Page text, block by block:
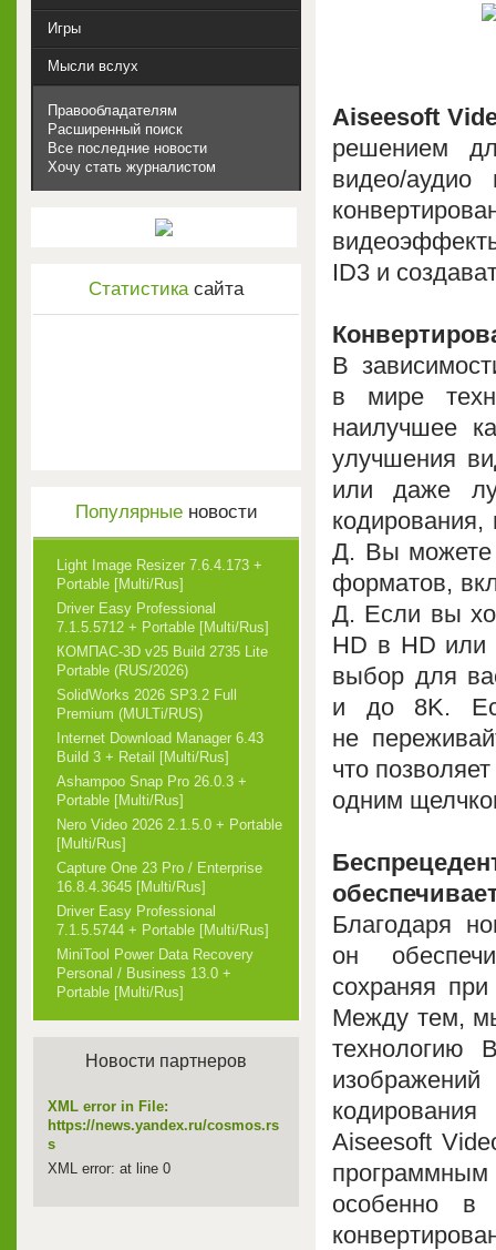
Aiseesoft
решением
видео/
ID3 и
В
в мире
наилучшее
улучшения
или даже
Д. Вы можете
форматов,
Д. Если вы
HD в HD или
выбор для
и до 8K.
не
что
одним
Благодаря
он
сохраняя
Между тем,
технологию
Aiseesoft
особенно
Игры
Мысли вслух
Правообладателям
Расширенный поиск
Все последние новости
Хочу стать журналистом
Статистикасайта
Популярныеновости
Light Image Resizer 7.6.4.173 +
Portable [Multi/Rus]
Driver Easy Professional
7.1.5.5712 + Portable [Multi/Rus]
КОМПАС-3D v25 Build 2735 Lite
Portable (RUS/2026)
SolidWorks 2026 SP3.2 Full
Premium (MULTi/RUS)
Internet Download Manager 6.43
Build 3 + Retail [Multi/Rus]
Ashampoo Snap Pro 26.0.3 +
Portable [Multi/Rus]
Nero Video 2026 2.1.5.0 + Portable
[Multi/Rus]
Capture One 23 Pro / Enterprise
16.8.4.3645 [Multi/Rus]
Driver Easy Professional
7.1.5.5744 + Portable [Multi/Rus]
MiniTool Power Data Recovery
Personal / Business 13.0 +
Portable [Multi/Rus]
Новости партнеров
XML error in File:
https://news.yandex.ru/cosmos.rs
s
XML error: at line 0